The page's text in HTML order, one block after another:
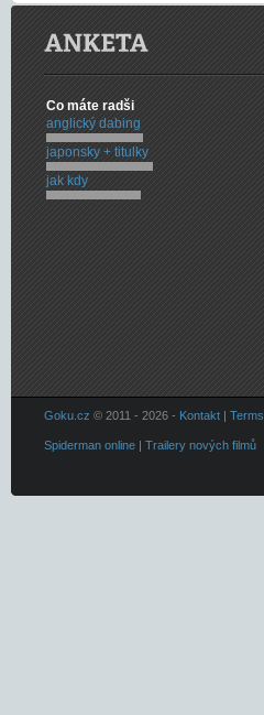
Co máte radši
anglický dabing
japonsky + titulky
jak kdy
Goku.cz © 2011 - 2026 - Kontakt | Terms
Spiderman online | Trailery nových filmů